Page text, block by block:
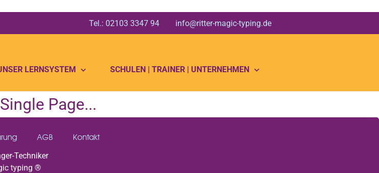
Tel.: 02103 3347 94 info@ritter-magic-typing.de
LERNSYSTEM SCHULEN | TRAINER | UNTERNEHMEN
Page...
AGB
Kontakt
Techniker
typing ®